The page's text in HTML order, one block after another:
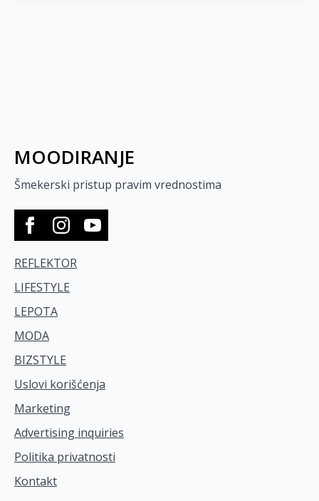
MOODIRANJE
Šmekerski pristup pravim vrednostima
REFLEKTOR
LIFESTYLE
LEPOTA
MODA
BIZSTYLE
Uslovi korišćenja
Marketing
Advertising inquiries
Politika privatnosti
Kontakt